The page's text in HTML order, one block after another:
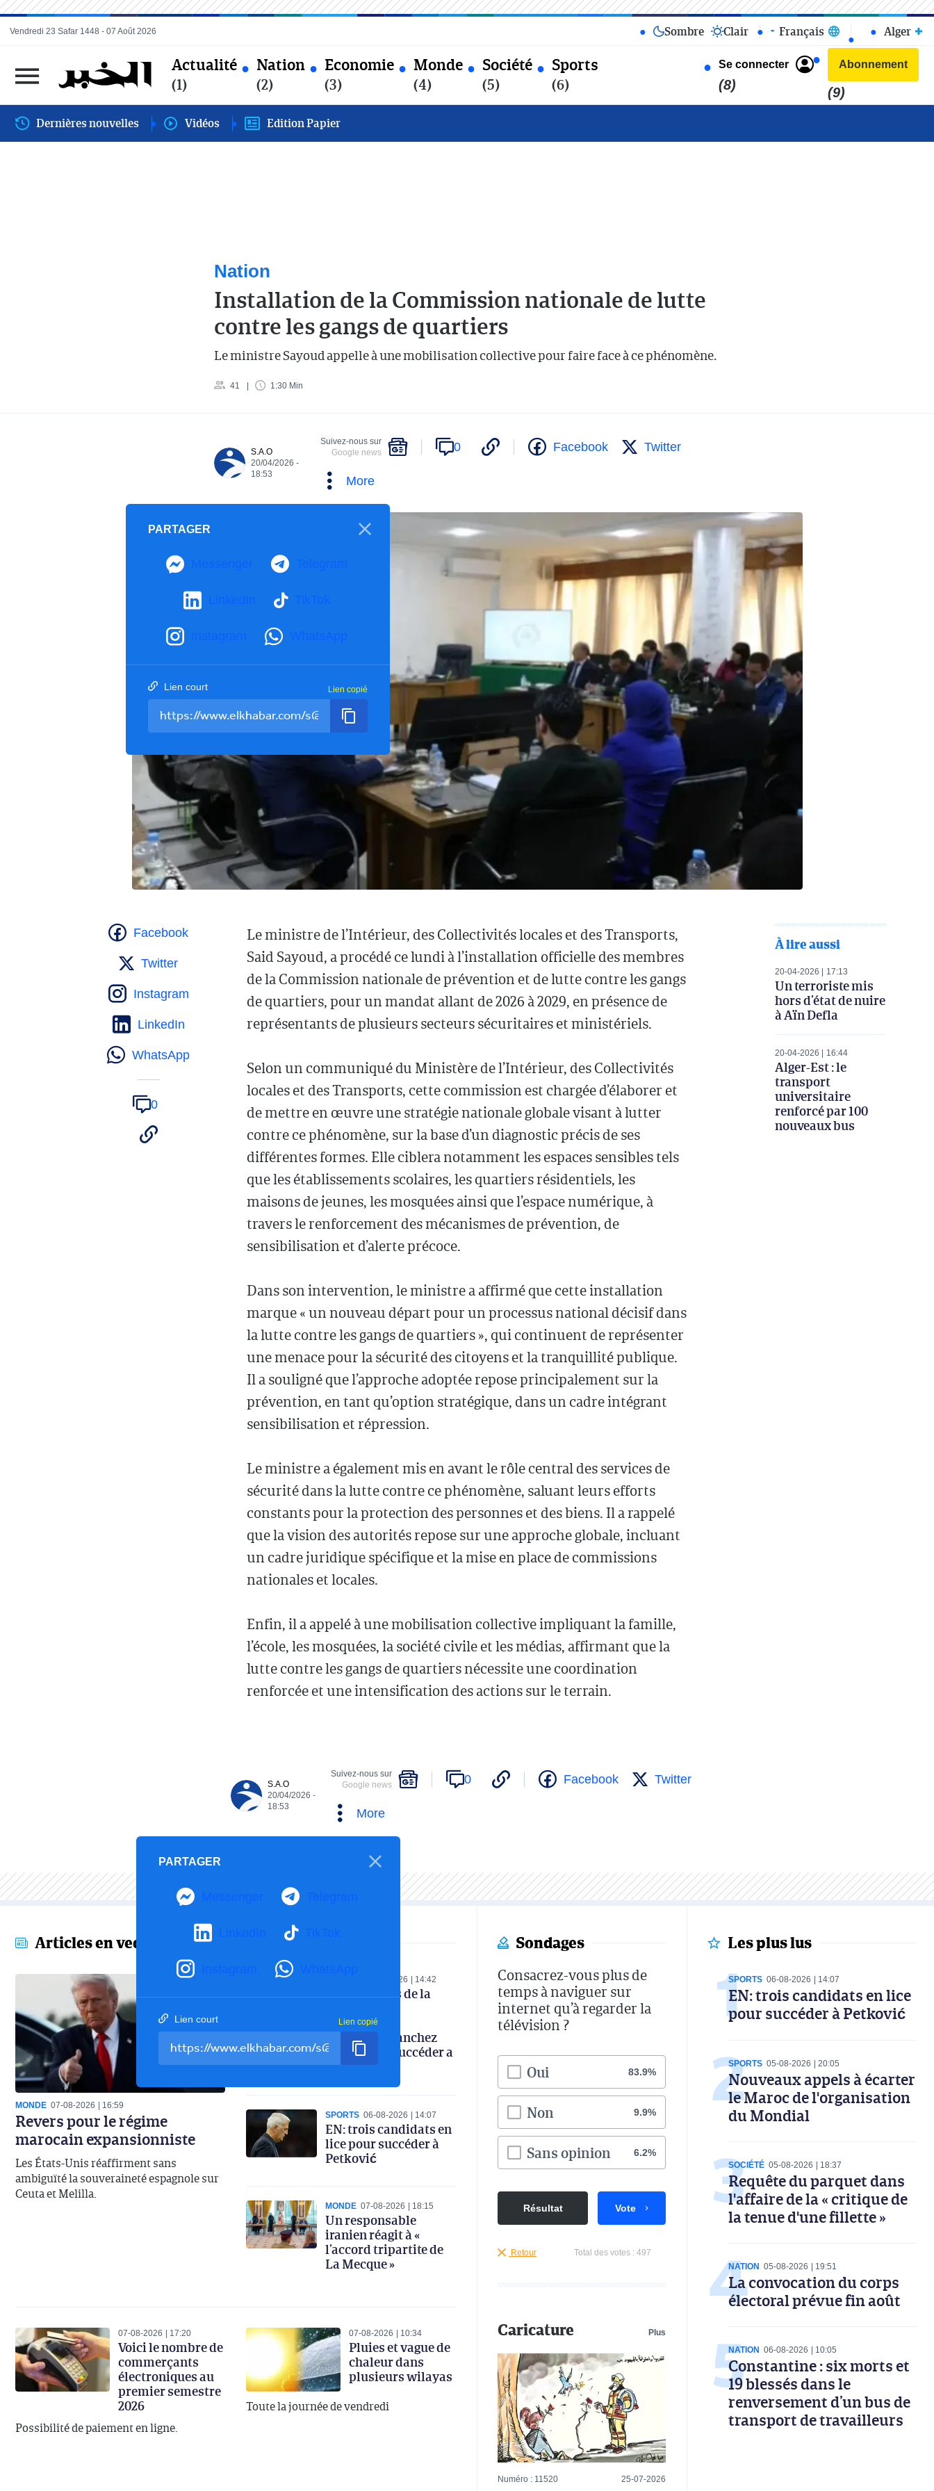
Actualité
(1)
Nation
(2)
Economie
(3)
Monde
(4)
Société
(5)
Sports
(6)
Se connecter
(8)
Abonnement
(9)
Vendredi 23 Safar 1448 - 07 Août 2026 Sombre Clair Français Alger
Dernières nouvelles Vidéos Edition Papier
Nation
Installation de la Commission nationale de lutte
contre les gangs de quartiers
Le ministre Sayoud appelle à une mobilisation collective pour faire face à ce phénomène.
41 1:30 Min
S.A.O
20/04/2026 -
18:53
Suivez-nous sur
Google news
0 Facebook Twitter
More
PARTAGER
Messenger Telegram
LinkedIn TikTok
Instagram WhatsApp
Lien court Lien copié
Le ministre de l’Intérieur, des Collectivités locales et des Transports,
Said Sayoud, a procédé ce lundi à l’installation officielle des membres
de la Commission nationale de prévention et de lutte contre les gangs
de quartiers, pour un mandat allant de 2026 à 2029, en présence de
représentants de plusieurs secteurs sécuritaires et ministériels.
Selon un communiqué du Ministère de l’Intérieur, des Collectivités
locales et des Transports, cette commission est chargée d’élaborer et
de mettre en œuvre une stratégie nationale globale visant à lutter
contre ce phénomène, sur la base d’un diagnostic précis de ses
différentes formes. Elle ciblera notamment les espaces sensibles tels
que les établissements scolaires, les quartiers résidentiels, les
maisons de jeunes, les mosquées ainsi que l’espace numérique, à
travers le renforcement des mécanismes de prévention, de
sensibilisation et d’alerte précoce.
Dans son intervention, le ministre a affirmé que cette installation
marque « un nouveau départ pour un processus national décisif dans
la lutte contre les gangs de quartiers », qui continuent de représenter
une menace pour la sécurité des citoyens et la tranquillité publique.
Il a souligné que l’approche adoptée repose principalement sur la
prévention, en tant qu’option stratégique, dans un cadre intégrant
sensibilisation et répression.
Le ministre a également mis en avant le rôle central des services de
sécurité dans la lutte contre ce phénomène, saluant leurs efforts
constants pour la protection des personnes et des biens. Il a rappelé
que la vision des autorités repose sur une approche globale, incluant
un cadre juridique spécifique et la mise en place de commissions
nationales et locales.
Enfin, il a appelé à une mobilisation collective impliquant la famille,
l’école, les mosquées, la société civile et les médias, affirmant que la
lutte contre les gangs de quartiers nécessite une coordination
renforcée et une intensification des actions sur le terrain.
Facebook
Twitter
Instagram
LinkedIn
WhatsApp
0
À lire aussi
20-04-2026 17:13
Un terroriste mis
hors d’état de nuire
à Aïn Defla
20-04-2026 16:44
Alger-Est : le
transport
universitaire
renforcé par 100
nouveaux bus
S.A.O
20/04/2026 -
18:53
Suivez-nous sur
Google news
0 Facebook Twitter
More
PARTAGER
Messenger Telegram
LinkedIn TikTok
Instagram WhatsApp
Lien court Lien copié
Articles en vedette
MONDE 07-08-2026 16:59
Revers pour le régime
marocain expansionniste
Les États-Unis réaffirment sans
ambiguïté la souveraineté espagnole sur
Ceuta et Melilla.
07-08-2026 14:42
Les coulisses de la
commission
technique : Sanchez
favori pour succéder a
Petkovic
SPORTS 06-08-2026 14:07
EN: trois candidats en
lice pour succéder à
Petković
MONDE 07-08-2026 18:15
Un responsable
iranien réagit à «
l’accord tripartite de
La Mecque »
07-08-2026 17:20
Voici le nombre de
commerçants
électroniques au
premier semestre
2026
Possibilité de paiement en ligne.
07-08-2026 10:34
Pluies et vague de
chaleur dans
plusieurs wilayas
Toute la journée de vendredi
Sondages
Consacrez-vous plus de
temps à naviguer sur
internet qu’à regarder la
télévision ?
Oui 83.9%
Non 9.9%
Sans opinion 6.2%
Résultat Vote
Retour Total des votes : 497
Caricature Plus
Numéro : 11520 25-07-2026
Les plus lus
SPORTS 06-08-2026 14:07
EN: trois candidats en lice
pour succéder à Petković
SPORTS 05-08-2026 20:05
Nouveaux appels à écarter
le Maroc de l'organisation
du Mondial
SOCIÉTÉ 05-08-2026 18:37
Requête du parquet dans
l'affaire de la « critique de
la tenue d'une fillette »
NATION 05-08-2026 19:51
La convocation du corps
électoral prévue fin août
NATION 06-08-2026 10:05
Constantine : six morts et
19 blessés dans le
renversement d’un bus de
transport de travailleurs